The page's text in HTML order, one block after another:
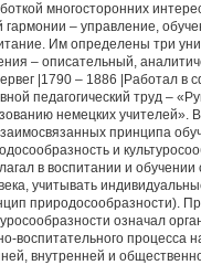
многосторонних
гармонии – управление,
Им определены три
– описательный,
|1790 – 1886 |Работал
педагогический труд –
немецких
принципа
и
в воспитании и
учитывать
природосообразности).
означал
воспитательного процесса
внутренней и